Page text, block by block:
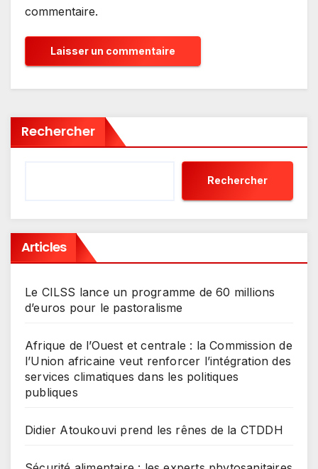
commentaire.
Rechercher
Rechercher
Articles
Le CILSS lance un programme de 60 millions
d’euros pour le pastoralisme
Afrique de l’Ouest et centrale : la Commission de
l’Union africaine veut renforcer l’intégration des
services climatiques dans les politiques
publiques
Didier Atoukouvi prend les rênes de la CTDDH